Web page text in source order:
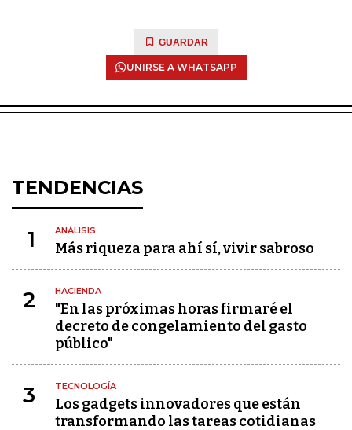
GUARDAR
UNIRSE A WHATSAPP
TENDENCIAS
1 ANÁLISIS
Más riqueza para ahí sí, vivir sabroso
2 HACIENDA
"En las próximas horas firmaré el
decreto de congelamiento del gasto
público"
3 TECNOLOGÍA
Los gadgets innovadores que están
transformando las tareas cotidianas